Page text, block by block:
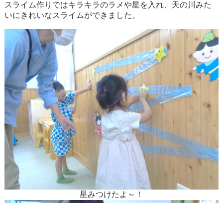
スライム作りではキラキラのラメや星を入れ、天の川みた
いにきれいなスライムができました。
星みつけたよ～！